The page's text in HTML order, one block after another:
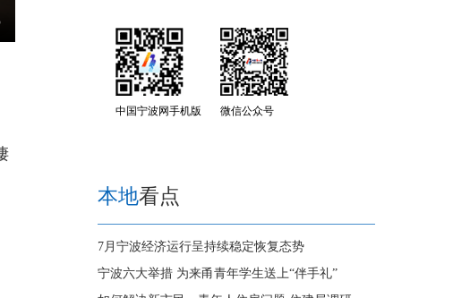
中国宁波网手机版 微信公众号
本地看点
7月宁波经济运行呈持续稳定恢复态势
宁波六大举措 为来甬青年学生送上“伴手礼”